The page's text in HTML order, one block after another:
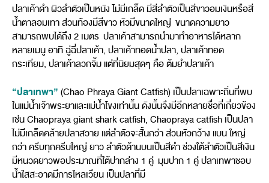
ปลาเค้าดำ ผิวลำตัวเป็นหนัง ไม่มีเกล็ด มีสีลำตัวเป็นสีขาวอมเงินหรือสี
น้ำตาลอมเทา ส่วนท้องมีสีขาว หัวมีขนาดใหญ่ ขนาดความยาว
สามารถพบได้ถึง 2 เมตร ปลาเค้าสามารถนำมาทำอาหารได้หลาก
หลายเมนู อาทิ ฉู่ฉี่ปลาเค้า, ปลาเค้าทอดน้ำปลา, ปลาเค้าทอด
กระเทียม, ปลาเค้าลวกจิ้ม แต่ที่นิยมสุดๆ คือ ต้มยำปลาเค้า
“ปลาเทพา” (Chao Phraya Giant Catfish) เป็นปลาเฉพาะถิ่นที่พบ
ในแม่น้ำเจ้าพระยาและแม่น้ำโขงเท่านั้น ดังนั้นจึงมีอีกหลายชื่อที่เกี่ยวข้อง
เช่น Chaopraya giant shark catfish, Chaopraya catfish เป็นปลา
ไม่มีเกล็ดคล้ายปลาสวาย แต่ลำตัวจะสั้นกว่า ส่วนหัวกว้าง แบน ใหญ่
กว่า ครีบทุกครีบใหญ่ ยาว ลำตัวด้านบนเป็นสีดำ ช่วงใต้ลำตัวเป็นสีเงิน
มีหนวดยาวพอประมาณที่ใต้ปากล่าง 1 คู่ มุมปาก 1 คู่ ปลาเทพาชอบ
น้ำใสสะอาดมีการไหลเวียน เป็นปลาที่มี